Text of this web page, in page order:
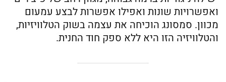
ואפשרויות שונות ואפילו אפשרות לבצע עמעום
מכוון. סמסונג הוכיחה את עצמה בשוק הטלוויזיות,
והטלוויזיה הזו היא ללא ספק חוד החנית.